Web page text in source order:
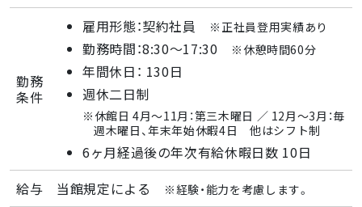
勤務
条件
雇用形態：契約社員 ※正社員登用実績あり
勤務時間：8:30〜17:30 ※休憩時間60分
年間休日： 130日
週休二日制
※休館日 4月〜11月：第三木曜日 ／ 12月〜3月：毎
週木曜日、年末年始休暇4日 他はシフト制
6ヶ月経過後の年次有給休暇日数 10日
給与
当館規定による ※経験・能力を考慮します。